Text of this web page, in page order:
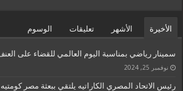
الأخيرة الأشهر تعليقات الوسوم
سمينار رياضي بمناسبة اليوم العالمي للقضاء على
نوفمبر 25, 2024
رئيس الاتحاد المصري الكاراتيه يلتقي ببعثة مصر كومتيه